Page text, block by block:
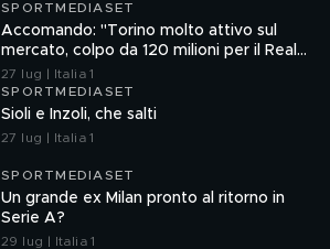
SPORTMEDIASET
Accomando: "Torino molto attivo sul
mercato, colpo da 120 milioni per il Real
Madrid"
27 lug | Italia 1
SPORTMEDIASET
Sioli e Inzoli, che salti
27 lug | Italia 1
SPORTMEDIASET
Un grande ex Milan pronto al ritorno in
Serie A?
29 lug | Italia 1